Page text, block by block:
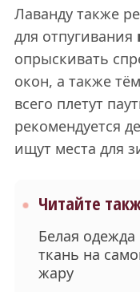
Лаванду также
для отпугивания
опрыскивать
окон, а также
всего плетут
рекомендуется
ищут места для
Читайте
Белая одежда
ткань на
жару